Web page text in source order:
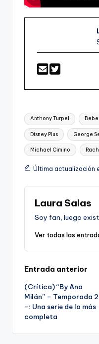
Etiquetas:
Anthony Turpel
Disney Plus George
Michael Cimino
Última actualización
Laura Salas
Soy fan, luego
Ver todas las
de
entradas
Entrada anterior
(Crítica) “By Ana
Milán” – Temporada 2
-: Una serie de lo más
completa